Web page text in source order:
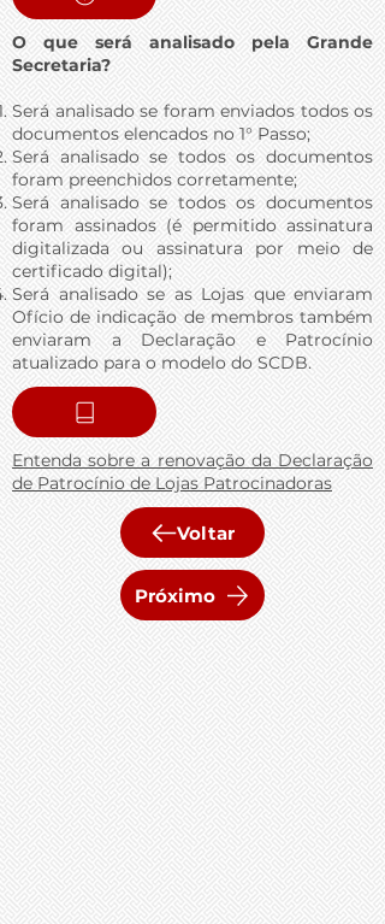
O que será analisado pela Grande
Secretaria?
Será analisado se foram enviados todos os
documentos elencados no 1° Passo;
Será analisado se todos os documentos
foram preenchidos corretamente;
Será analisado se todos os documentos
foram assinados (é permitido assinatura
digitalizada ou assinatura por meio de
certificado digital);
Será analisado se as Lojas que enviaram
Ofício de indicação de membros também
enviaram a Declaração e Patrocínio
atualizado para o modelo do SCDB.
Entenda sobre a renovação da Declaração
de Patrocínio de Lojas Patrocinadoras
Voltar
Próximo